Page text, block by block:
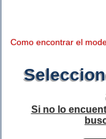
Como encontrar el
Si no lo